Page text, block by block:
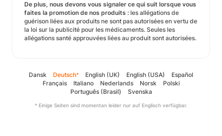
De plus, nous devons vous signaler ce qui suit lorsque vous
faites la promotion de nos produits : les allégations de
guérison liées aux produits ne sont pas autorisées en vertu de
la loi sur la publicité pour les médicaments. Seules les
allégations santé approuvées liées au produit sont autorisées.
Dansk Deutsch* English (UK) English (USA)
Español
Français
Italiano Nederlands Norsk
Polski
Português (Brasil)
Svenska
* Einige Seiten sind momentan leider nur auf Englisch verfügbar.